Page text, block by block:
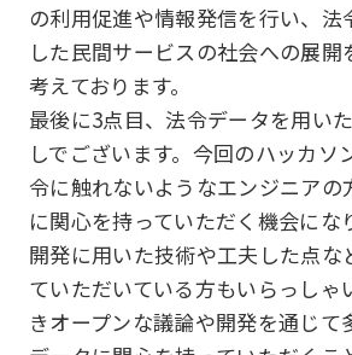
の利用促進や情報発信を行い、法
した民間サービスの社会への展開
考えております。
最後に3点目、法令データを用い
しでございます。今回のハッカソ
令に触れないようなエンジニアの
に関心を持っていただく機会にな
開発に用いた技術や工夫した点な
ていただいている方もいらっしゃ
きオープンな議論や開発を通じて